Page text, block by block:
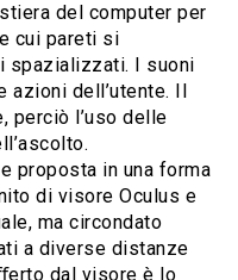
del computer per
cui pareti si
spazializzati. I suoni
dell’utente. Il
perciò l’uso delle
proposta in una forma
di visore Oculus e
ma circondato
a diverse distanze
dal visore è lo